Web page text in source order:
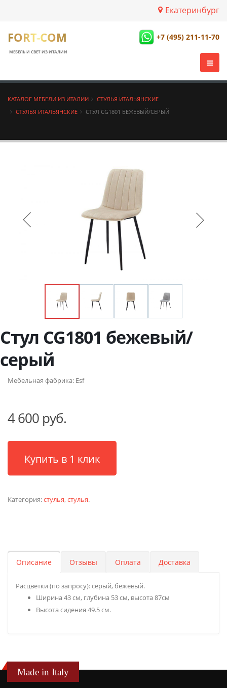
Екатеринбург
FORT-COM
МЕБЕЛЬ И СВЕТ ИЗ ИТАЛИИ
+7 (495) 211-11-70
КАТАЛОГ МЕБЕЛИ ИЗ ИТАЛИИ
СТУЛЬЯ ИТАЛЬЯНСКИЕ
СТУЛЬЯ ИТАЛЬЯНСКИЕ
СТУЛ CG1801 БЕЖЕВЫЙ/СЕРЫЙ
Стул CG1801 бежевый/
серый
Мебельная фабрика: Esf
4 600 руб.
Купить в 1 клик
Категория:стулья,стулья.
Описание Отзывы Оплата Доставка
Расцветки (по запросу): серый, бежевый.
Ширина 43 см, глубина 53 см, высота 87см
Высота сидения 49.5 см.
Made in Italy